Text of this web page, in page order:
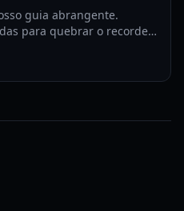
guia abrangente.
para quebrar o recorde